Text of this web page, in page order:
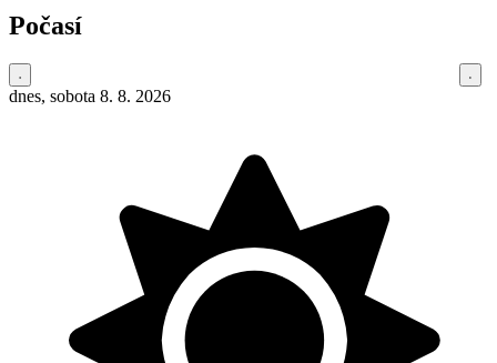
Počasí
dnes, sobota 8. 8. 2026